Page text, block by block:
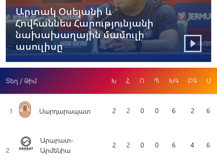
Արտակ Օսեյանի և
Հովհաննես Հարությունյանի
նախախաղային մամուլի
ասուլիսը
Տեղ / Թիմ Խ Հ Ո Պ ԽԳ ԲԳ Մ
1 Սարդարապատ 2 2 0 0 6 2 6
2
Արարատ-
Արմենիա
2 2 0 0 6 4 6